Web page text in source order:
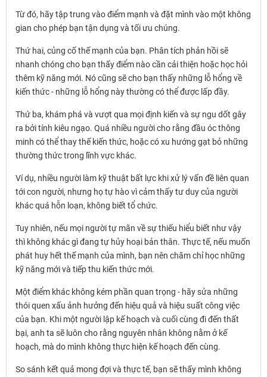
Từ đó, hãy tập trung vào điểm mạnh và đặt mình vào một không
gian cho phép bạn tận dụng và tối ưu chúng.
Thứ hai, củng cố thế mạnh của bạn. Phân tích phản hồi sẽ
nhanh chóng cho bạn thấy điểm nào cần cải thiện hoặc học hỏi
thêm kỹ năng mới. Nó cũng sẽ cho bạn thấy những lỗ hổng về
kiến ​​thức - những lỗ hổng này thường có thể được lấp đầy.
Thứ ba, khám phá và vượt qua mọi định kiến ​​và sự ngu dốt gây
ra bởi tính kiêu ngạo. Quá nhiều người cho rằng đầu óc thông
minh có thể thay thế kiến thức, hoặc có xu hướng gạt bỏ những
thường thức trong lĩnh vực khác.
Ví dụ, nhiều người làm kỹ thuật bất lực khi xử lý vấn đề liên quan
tới con người, nhưng họ tự hào vì cảm thấy tư duy của người
khác quá hỗn loạn, không biết tổ chức.
Tuy nhiên, nếu mọi người tự mãn về sự thiếu hiểu biết như vậy
thì không khác gì đang tự hủy hoại bản thân. Thực tế, nếu muốn
phát huy hết thế mạnh của mình, bạn nên chăm chỉ học những
kỹ năng mới và tiếp thu kiến ​​thức mới.
Một điểm khác không kém phần quan trọng - hãy sửa những
thói quen xấu ảnh hưởng đến hiệu quả và hiệu suất công việc
của bạn. Khi một người lập kế hoạch và cuối cùng đi đến thất
bại, anh ta sẽ luôn cho rằng nguyên nhân không nằm ở kế
hoạch, mà do mình không thực hiện kế hoạch đến cùng.
So sánh kết quả mong đợi và thực tế, bạn sẽ thấy mình không